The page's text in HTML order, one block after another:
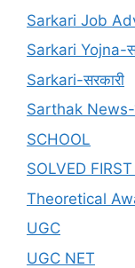
Sarkari Job
Sarkari Yojna-
Sarkari-सरकारी
Sarthak News-
SCHOOL
SOLVED
Theoretical
UGC
UGC NET